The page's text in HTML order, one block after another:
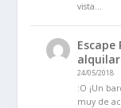
vista…
24/05/2018
:O ¡Un
muy de